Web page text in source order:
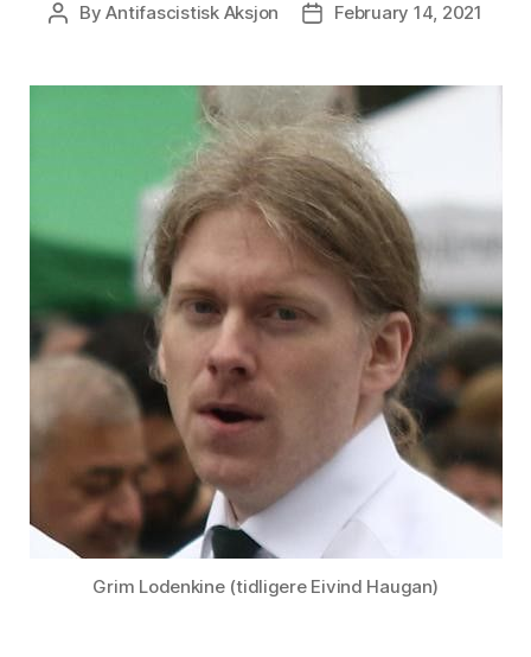
PostByAntifascistisk Aksjon
PostFebruary 14, 2021
Grim Lodenkine (tidligere Eivind Haugan)